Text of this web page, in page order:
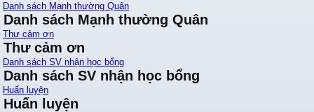
Danh sách Mạnh thường Quân
Danh sách Mạnh thường Quân
Thư cảm ơn
Thư cảm ơn
Danh sách SV nhận học bổng
Danh sách SV nhận học bổng
Huấn luyện
Huấn luyện